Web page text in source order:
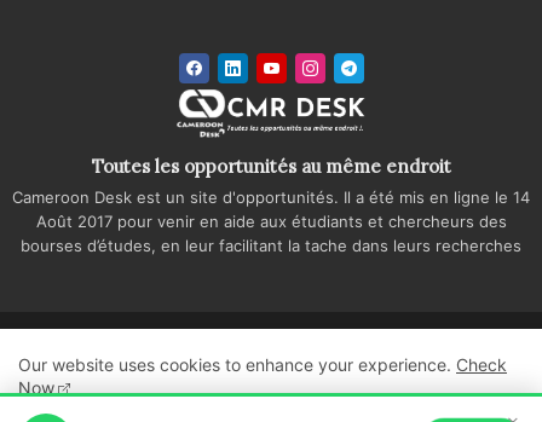
Toutes les opportunités au même endroit
Cameroon Desk est un site d'opportunités. Il a été mis en ligne le 14
Août 2017 pour venir en aide aux étudiants et chercheurs des
bourses d’études, en leur facilitant la tache dans leurs recherches
Politique de confidentialité
Regie publicitaire
Our website uses cookies to enhance your experience. Check
Now